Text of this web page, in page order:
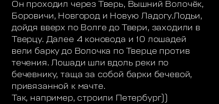
Он проходил через Тверь, Вышний Волочёк,
Боровичи, Новгород и Новую Ладогу.Лодьи,
дойдя вверх по Волге до Твери, заходили в
Тверцу. Далее 4 коновода и 10 лошадей
вели барку до Волочка по Тверце против
течения. Лошади шли вдоль реки по
бечевнику, таща за собой барки бечевой,
привязанной к мачте.
Так, например, строили Петербург))